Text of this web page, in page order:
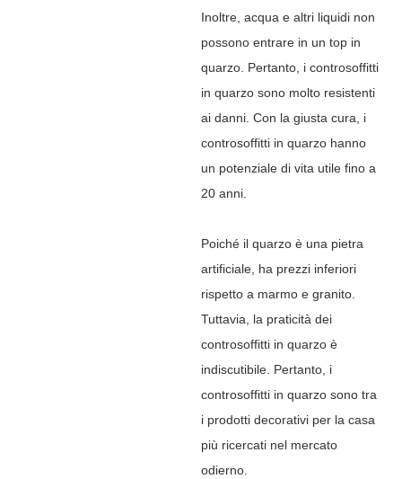
Inoltre, acqua e altri liquidi non
possono entrare in un top in
quarzo. Pertanto, i controsoffitti
in quarzo sono molto resistenti
ai danni. Con la giusta cura, i
controsoffitti in quarzo hanno
un potenziale di vita utile fino a
20 anni.
Poiché il quarzo è una pietra
artificiale, ha prezzi inferiori
rispetto a marmo e granito.
Tuttavia, la praticità dei
controsoffitti in quarzo è
indiscutibile. Pertanto, i
controsoffitti in quarzo sono tra
i prodotti decorativi per la casa
più ricercati nel mercato
odierno.